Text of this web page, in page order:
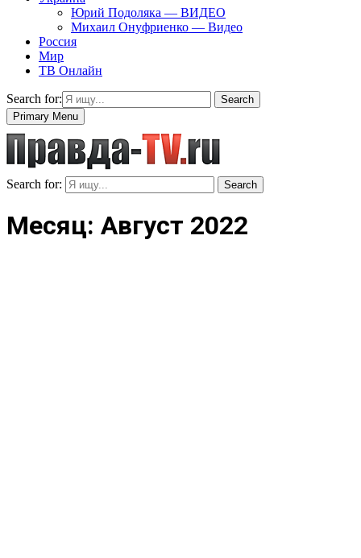
Юрий Подоляка — ВИДЕО
Михаил Онуфриенко — Видео
Россия
Мир
ТВ Онлайн
Search for:
Search
Primary Menu
Search for: Search
Месяц: Август 2022